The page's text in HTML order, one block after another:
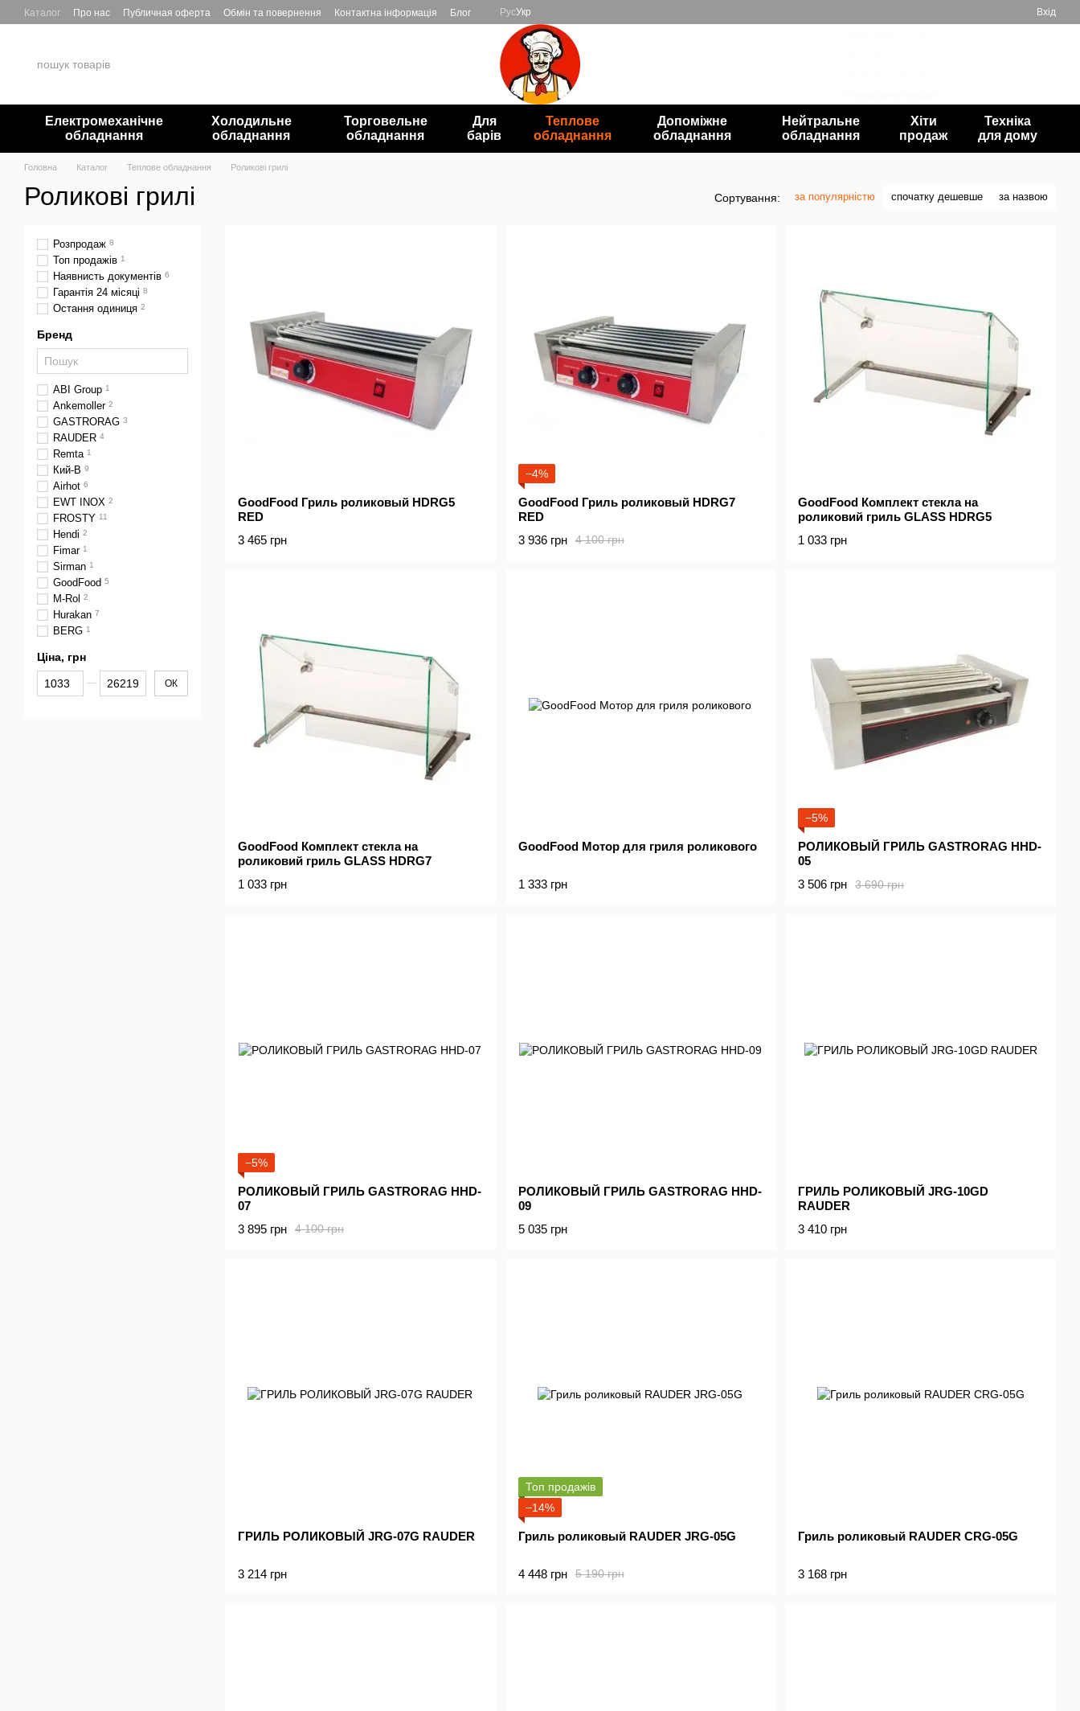
Перейти до основного контенту
Каталог Про нас Публичная оферта Обмін та повернення Контактна інформація Блог РусУкр Вхід
Електромеханічне
обладнання
Холодильне
обладнання
Торговельне
обладнання
Для
барів
Теплове
обладнання
Допоміжне
обладнання
Нейтральне
обладнання
Хіти
продаж
Техніка
для дому
Головна Каталог Теплове обладнання Роликові грилі
Роликові грилі Сортування: за популярністю спочатку дешевше за назвою
GoodFood Гриль роликовый HDRG5
RED
3 465 грн
−4%
GoodFood Гриль роликовый HDRG7
RED
4 100 грн
3 936 грн
GoodFood Комплект стекла на
роликовий гриль GLASS HDRG5
1 033 грн
GoodFood Комплект стекла на
роликовий гриль GLASS HDRG7
1 033 грн
GoodFood Мотор для гриля роликового
1 333 грн
−5%
РОЛИКОВЫЙ ГРИЛЬ GASTRORAG HHD-
05
3 690 грн
3 506 грн
−5%
РОЛИКОВЫЙ ГРИЛЬ GASTRORAG HHD-
07
4 100 грн
3 895 грн
РОЛИКОВЫЙ ГРИЛЬ GASTRORAG HHD-
09
5 035 грн
ГРИЛЬ РОЛИКОВЫЙ JRG-10GD
RAUDER
3 410 грн
ГРИЛЬ РОЛИКОВЫЙ JRG-07G RAUDER
3 214 грн
Топ продажів
−14%
Гриль роликовый RAUDER JRG-05G
5 190 грн
4 448 грн
Гриль роликовый RAUDER CRG-05G
3 168 грн
Розпродаж 8
Топ продажів 1
Наявнисть документів 6
Гарантія 24 місяці 8
Остання одиниця 2
Бренд
ABI Group 1
Ankemoller 2
GASTRORAG 3
RAUDER 4
Remta 1
Кий-В 9
Airhot 6
EWT INOX 2
FROSTY 11
Hendi 2
Fimar 1
Sirman 1
GoodFood 5
M-Rol 2
Hurakan 7
BERG 1
Ціна, грн
Від Ціна, грн
До Ціна, грн ОК